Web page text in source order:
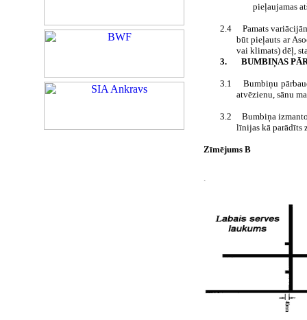
pieļaujamas
2.4
Pamats
būt pieļauts ar
vai klimats) dēļ,
3.
BUMBIŅAS
3.1
Bumbiņu
atvēzienu, sānu
3.2
Bumbiņa
līnijas kā parādīts
Zīmējums B